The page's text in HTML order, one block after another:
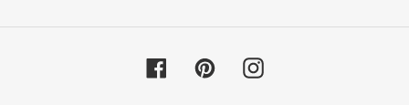
FacebookPinterestInstagram